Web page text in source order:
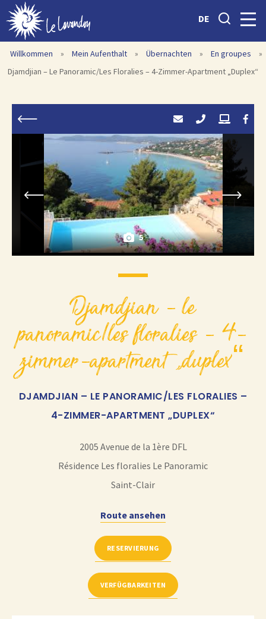
DE
Willkommen » Mein Aufenthalt » Übernachten » En groupes
»
Djamdjian – Le Panoramic/Les Floralies – 4-Zimmer-Apartment „Duplex“
5
djamdjian – le
panoramic/les floralies – 4-
zimmer-apartment „duplex“
DJAMDJIAN – LE PANORAMIC/LES FLORALIES –
4-ZIMMER-APARTMENT „DUPLEX“
2005 Avenue de la 1ère DFL
Résidence Les floralies Le Panoramic
Saint-Clair
Route ansehen
RESERVIERUNG
VERFÜGBARKEITEN